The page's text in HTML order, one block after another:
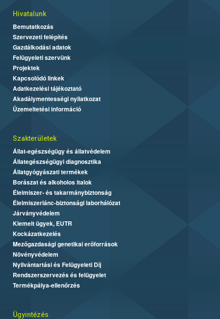
Hivatalunk
Bemutatkozás
Szervezeti felépítés
Gazdálkodási adatok
Felügyeleti szervünk
Projektek
Kapcsolódó linkek
Adatkezelési tájékoztató
Akadálymentességi nyilatkozat
Üzemeltetési információ
Szakterületek
Állat-egészségügy és állatvédelem
Állategészségügyi diagnosztika
Állatgyógyászati termékek
Borászat és alkoholos italok
Élelmiszer- és takarmánybiztonság
Élelmiszerlánc-biztonsági laborhálózat
Járványvédelem
Kiemelt ügyek, EUTR
Kockázatkezelés
Mezőgazdasági genetikai erőforrások
Növényvédelem
Nyilvántartási és Felügyeleti Díj
Rendszerszervezés és felügyelet
Termékpálya-ellenőrzés
Ügyintézés